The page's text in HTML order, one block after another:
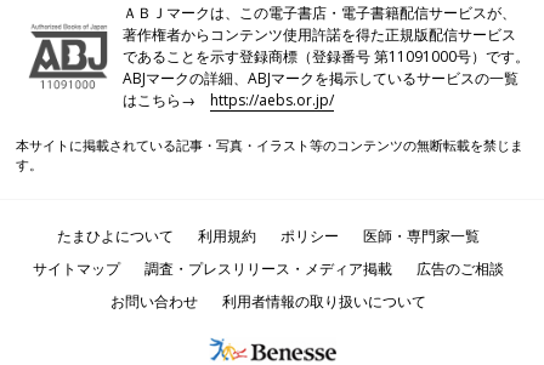
ＡＢＪマークは、この電子書店・電子書籍配信サービスが、
著作権者からコンテンツ使用許諾を得た正規版配信サービス
であることを示す登録商標（登録番号 第11091000号）です。
ABJマークの詳細、ABJマークを掲示しているサービスの一覧
はこちら→https://aebs.or.jp/
本サイトに掲載されている記事・写真・イラスト等のコンテンツの無断転載を禁じま
す。
たまひよについて 利用規約 ポリシー
医師・専門家一覧
サイトマップ
調査・プレスリリース・メディア掲載
広告のご相談
お問い合わせ
利用者情報の取り扱いについて